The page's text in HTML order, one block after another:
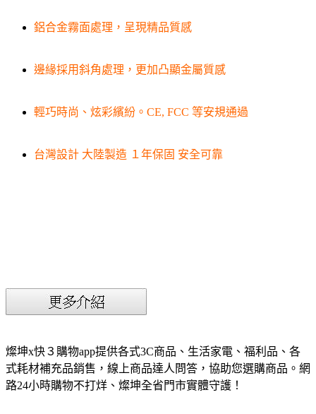
鋁合金霧面處理，呈現精品質感
邊緣採用斜角處理，更加凸顯金屬質感
輕巧時尚、炫彩繽紛。CE, FCC 等安規通過
台灣設計 大陸製造 １年保固 安全可靠
燦坤x快３購物app提供各式3C商品、生活家電、福利品、各
式耗材補充品銷售，線上商品達人問答，協助您選購商品。網
路24小時購物不打烊、燦坤全省門市實體守護！